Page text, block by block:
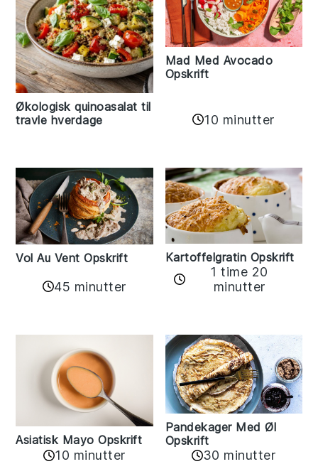
Økologisk quinoasalat til
travle hverdage
Mad Med Avocado
Opskrift
10 minutter
Vol Au Vent Opskrift
45 minutter
Kartoffelgratin Opskrift
1 time 20
minutter
Asiatisk Mayo Opskrift
10 minutter
Pandekager Med Øl
Opskrift
30 minutter